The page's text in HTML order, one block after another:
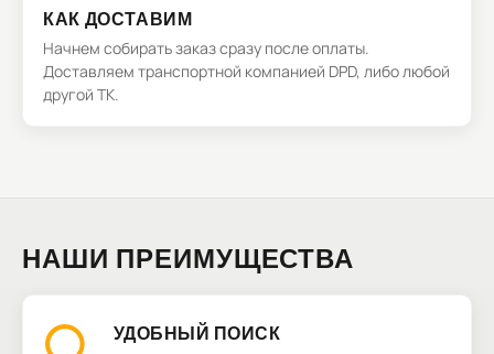
КАК ДОСТАВИМ
Начнем собирать заказ сразу после оплаты.
Доставляем транспортной компанией DPD, либо любой
другой ТК.
НАШИ ПРЕИМУЩЕСТВА
УДОБНЫЙ ПОИСК